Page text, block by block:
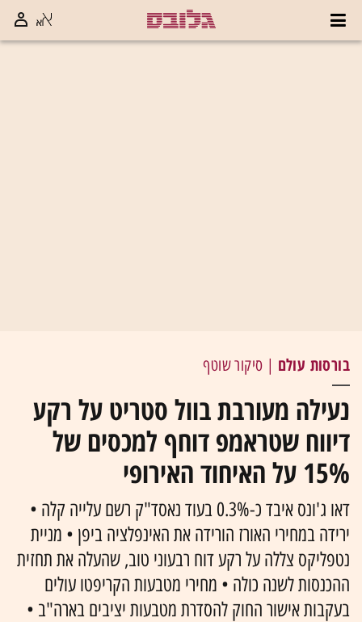
בורסות עולם | סיקור שוטף
נעילה מעורבת בוול סטריט על רקע
דיווח שטראמפ דוחף למכסים של
15% על האיחוד האירופי
דאו ג'ונס איבד כ-0.3% בעוד נאסד"ק רשם עלייה קלה •
ירידה במחירי האורז הורידה את האינפלציה ביפן • מניית
נטפליקס צללה על רקע דוח רבעוני טוב, שהעלה את תחזית
ההכנסות לשנה כולה • מחירי מטבעות הקריפטו עולים
בעקבות אישור החוק להסדרת מטבעות יציבים בארה"ב •